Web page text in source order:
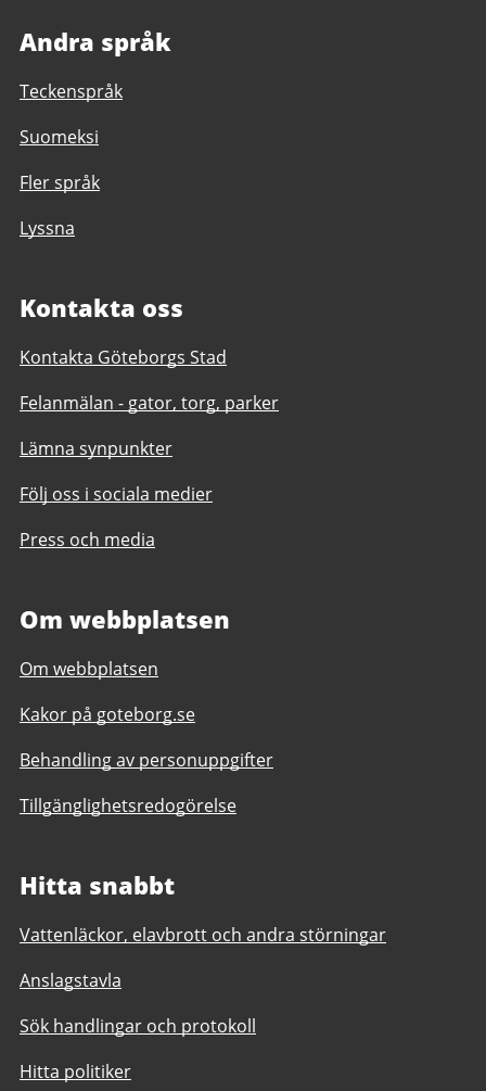
Andra språk
Teckenspråk
Suomeksi
Fler språk
Lyssna
Kontakta oss
Kontakta Göteborgs Stad
Felanmälan - gator, torg, parker
Lämna synpunkter
Följ oss i sociala medier
Press och media
Om webbplatsen
Om webbplatsen
Kakor på goteborg.se
Behandling av personuppgifter
Tillgänglighetsredogörelse
Hitta snabbt
Vattenläckor, elavbrott och andra störningar
Anslagstavla
Sök handlingar och protokoll
Hitta politiker